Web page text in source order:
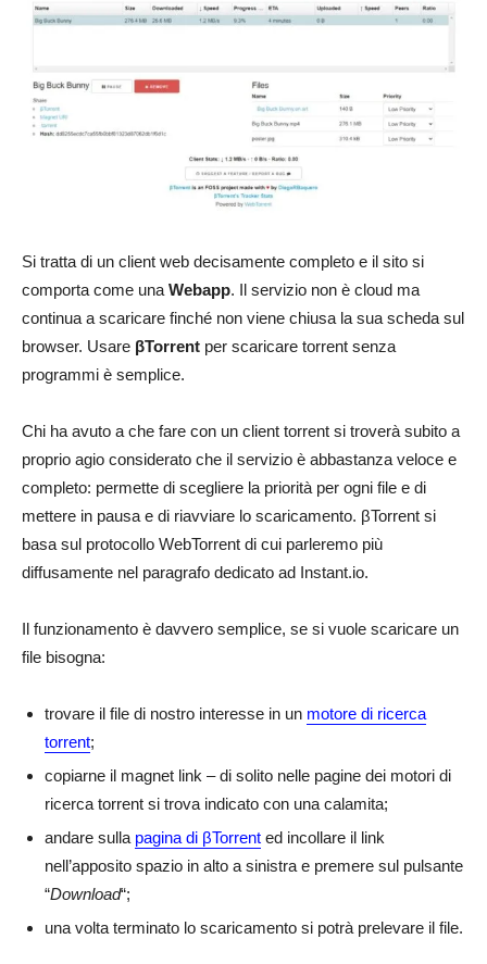
Si tratta di un client web decisamente completo e il sito si
comporta come una Webapp. Il servizio non è cloud ma
continua a scaricare finché non viene chiusa la sua scheda sul
browser. Usare βTorrent per scaricare torrent senza
programmi è semplice.
Chi ha avuto a che fare con un client torrent si troverà subito a
proprio agio considerato che il servizio è abbastanza veloce e
completo: permette di scegliere la priorità per ogni file e di
mettere in pausa e di riavviare lo scaricamento. βTorrent si
basa sul protocollo WebTorrent di cui parleremo più
diffusamente nel paragrafo dedicato ad Instant.io.
Il funzionamento è davvero semplice, se si vuole scaricare un
file bisogna:
trovare il file di nostro interesse in un motore di ricerca
torrent;
copiarne il magnet link – di solito nelle pagine dei motori di
ricerca torrent si trova indicato con una calamita;
andare sulla pagina di βTorrent ed incollare il link
nell’apposito spazio in alto a sinistra e premere sul pulsante
“Download“;
una volta terminato lo scaricamento si potrà prelevare il file.